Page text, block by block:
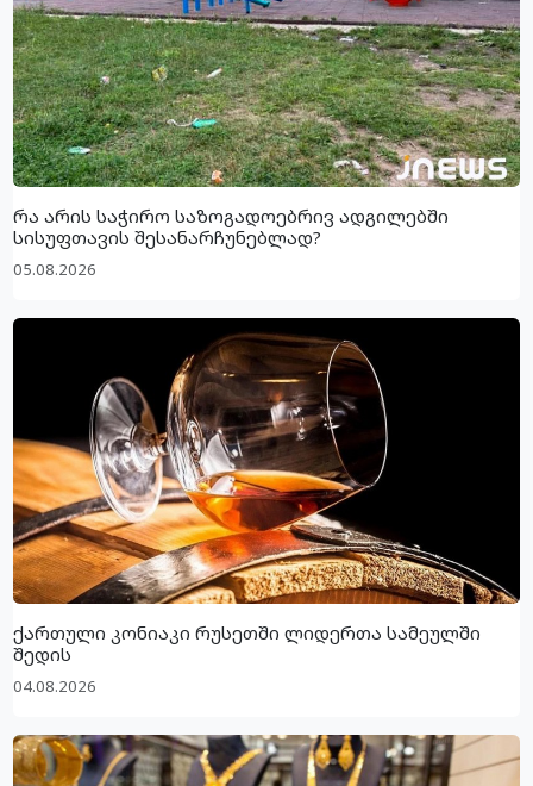
რა არის საჭირო საზოგადოებრივ ადგილებში
სისუფთავის შესანარჩუნებლად?
05.08.2026
ქართული კონიაკი რუსეთში ლიდერთა სამეულში
შედის
04.08.2026